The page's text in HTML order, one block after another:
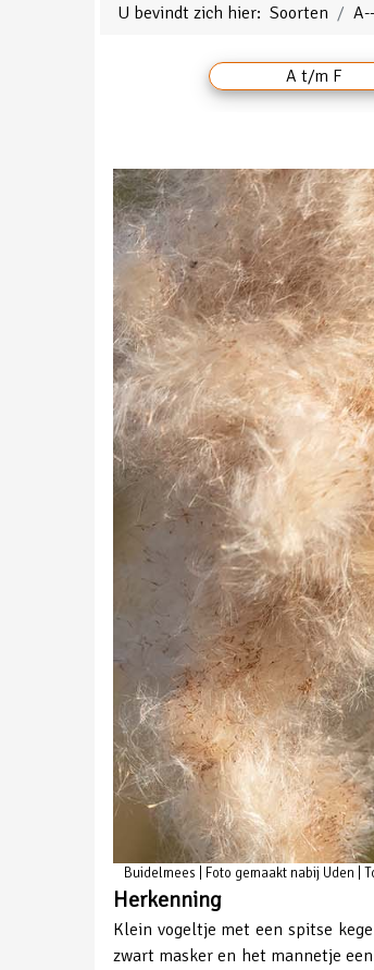
U bevindt zich hier: Soorten
A t/m F
Buidelmees | Foto gemaakt nabij Uden |
Herkenning
Klein vogeltje met een spitse
zwart masker en het mannetje